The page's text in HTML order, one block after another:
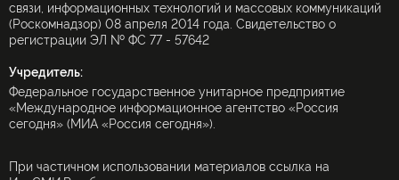
связи, информационных технологий и массовых коммуникаций
(Роскомнадзор) 08 апреля 2014 года. Свидетельство о
регистрации ЭЛ № ФС 77 - 57642
Учредитель:
Федеральное государственное унитарное предприятие
«Международное информационное агентство «Россия
сегодня» (МИА «Россия сегодня»).
При частичном использовании материалов ссылка на